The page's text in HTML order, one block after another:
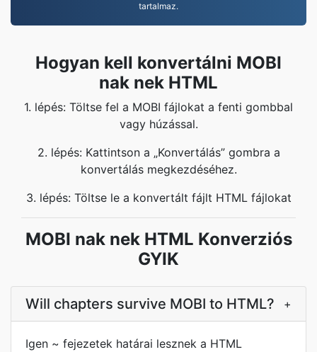
tartalmaz.
Hogyan kell konvertálni MOBI
nak nek HTML
1. lépés: Töltse fel a MOBI fájlokat a fenti gombbal
vagy húzással.
2. lépés: Kattintson a „Konvertálás” gombra a
konvertálás megkezdéséhez.
3. lépés: Töltse le a konvertált fájlt HTML fájlokat
MOBI nak nek HTML Konverziós
GYIK
Will chapters survive MOBI to HTML? +
Igen ~ fejezetek határai lesznek a HTML